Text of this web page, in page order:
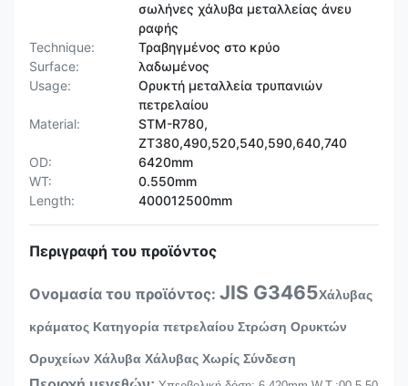
σωλήνες χάλυβα μεταλλείας άνευ
ραφής
Technique:
Τραβηγμένος στο κρύο
Surface:
λαδωμένος
Usage:
Ορυκτή μεταλλεία τρυπανιών
πετρελαίου
Material:
STM-R780,
ZT380,490,520,540,590,640,740
OD:
6420mm
WT:
0.550mm
Length:
400012500mm
Περιγραφή του προϊόντος
Ονομασία του προϊόντος: JIS G3465Χάλυβας
κράματος Κατηγορία πετρελαίου Στρώση Ορυκτών
Ορυχείων Χάλυβα Χάλυβας Χωρίς Σύνδεση